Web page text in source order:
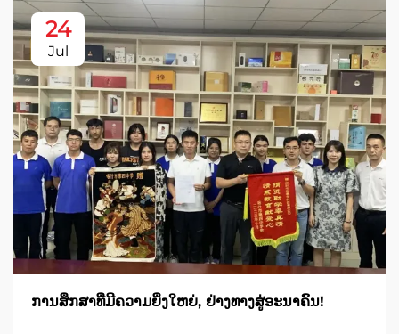
24
Jul
ການສຶກສາທີ່ມີຄວາມຍິ່ງໃຫຍ່, ຢ່າງທາງສູ່ອະນາຄົນ!